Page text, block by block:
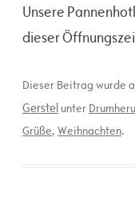
Unsere
dieser
Dieser Beitrag wurde
Gerstel unter
Grüße, Weihnachten.